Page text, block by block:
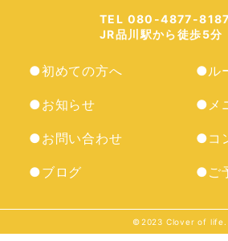
TEL 080-4877-8187
JR品川駅から徒歩5分
●初めての方へ ●ル
●お知らせ ●メ
●お問い合わせ ●コ
●ブログ ●ご
©︎2023 Clover of life.